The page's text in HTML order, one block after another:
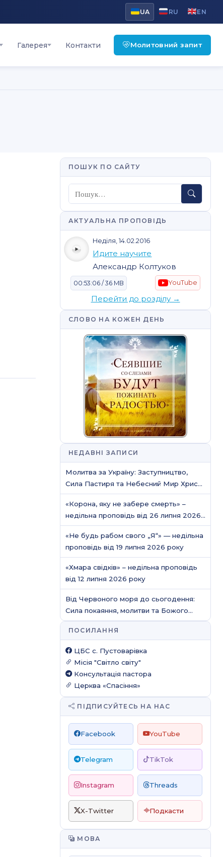
UA RU EN
Галерея Контакти Молитовний запит
ПОШУК ПО САЙТУ
Пошук
АКТУАЛЬНА ПРОПОВІДЬ
Неділя, 14.02.2016
Идите научите
Александр Колтуков
00:53:06 / 36 MB YouTube
Перейти до розділу →
СЛОВО НА КОЖЕН ДЕНЬ
НЕДАВНІ ЗАПИСИ
Молитва за Україну: Заступництво,
Сила Пастиря та Небесний Мир Христа
/ Молитовне служіння
«Корона, яку не забере смерть» –
недільна проповідь від 26 липня 2026
року
«Не будь рабом свого „Я“» — недільна
проповідь від 19 липня 2026 року
«Хмара свідків» – недільна проповідь
від 12 липня 2026 року
Від Червоного моря до сьогодення:
Сила покаяння, молитви та Божого
захисту
ПОСИЛАННЯ
ЦБС c. Пустоварівка
Місія "Світло світу"
Консультація пастора
Церква «Спасіння»
ПІДПИСУЙТЕСЬ НА НАС
Facebook YouTube
Telegram TikTok
Instagram Threads
X-Twitter Подкасти
МОВА